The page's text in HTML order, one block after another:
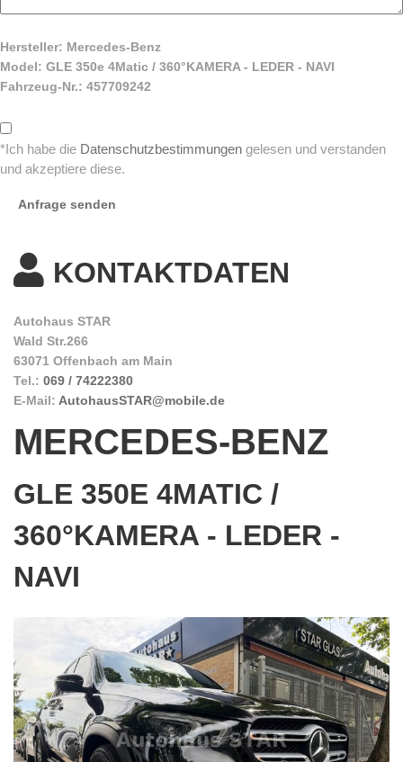
Hersteller: Mercedes-Benz
Model: GLE 350e 4Matic / 360°KAMERA - LEDER - NAVI
Fahrzeug-Nr.: 457709242
*Ich habe die Datenschutzbestimmungen gelesen und verstanden
und akzeptiere diese.
Anfrage senden
KONTAKTDATEN
Autohaus STAR
Wald Str.266
63071 Offenbach am Main
Tel.: 069 / 74222380
E-Mail: AutohausSTAR@mobile.de
MERCEDES-BENZ
GLE 350E 4MATIC /
360°KAMERA - LEDER -
NAVI